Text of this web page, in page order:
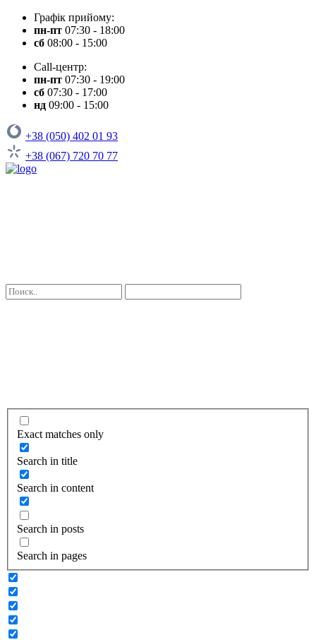
Графік прийому:
пн-пт 07:30 - 18:00
сб 08:00 - 15:00
Call-центр:
пн-пт 07:30 - 19:00
сб 07:30 - 17:00
нд 09:00 - 15:00
+38 (050) 402 01 93
+38 (067) 720 70 77
Exact matches only
Search in title
Search in content
Search in posts
Search in pages